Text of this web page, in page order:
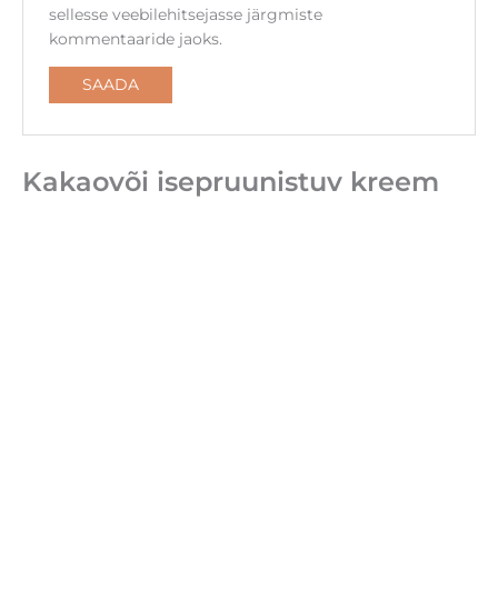
sellesse veebilehitsejasse järgmiste
kommentaaride jaoks.
Kakaovõi isepruunistuv kreem